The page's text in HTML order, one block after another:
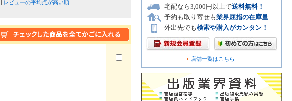
レビューの平均点が高い順
宅配なら3,000円以上で送料無料！
予約も取り寄せも業界屈指の在庫量
外出先でも検索や購入がカンタン！
店舗一覧はこちら